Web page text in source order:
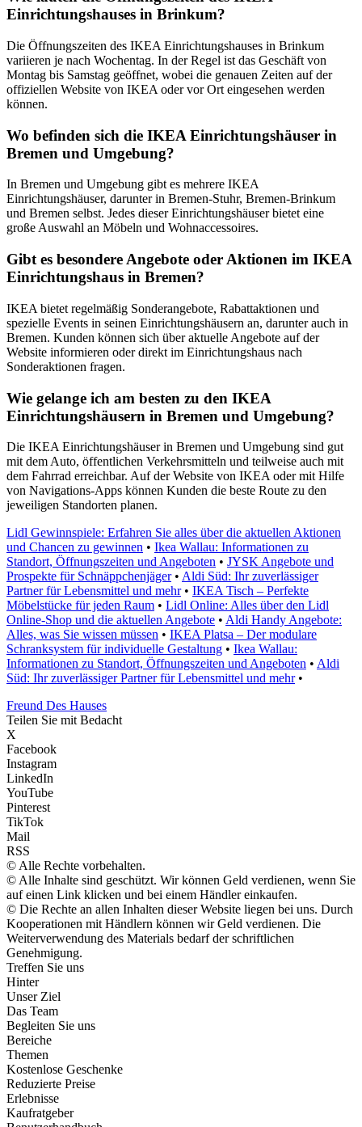
Einrichtungshauses in Brinkum?
Die Öffnungszeiten des IKEA Einrichtungshauses in Brinkum
variieren je nach Wochentag. In der Regel ist das Geschäft von
Montag bis Samstag geöffnet, wobei die genauen Zeiten auf der
offiziellen Website von IKEA oder vor Ort eingesehen werden
können.
Wo befinden sich die IKEA Einrichtungshäuser in
Bremen und Umgebung?
In Bremen und Umgebung gibt es mehrere IKEA
Einrichtungshäuser, darunter in Bremen-Stuhr, Bremen-Brinkum
und Bremen selbst. Jedes dieser Einrichtungshäuser bietet eine
große Auswahl an Möbeln und Wohnaccessoires.
Gibt es besondere Angebote oder Aktionen im IKEA
Einrichtungshaus in Bremen?
IKEA bietet regelmäßig Sonderangebote, Rabattaktionen und
spezielle Events in seinen Einrichtungshäusern an, darunter auch in
Bremen. Kunden können sich über aktuelle Angebote auf der
Website informieren oder direkt im Einrichtungshaus nach
Sonderaktionen fragen.
Wie gelange ich am besten zu den IKEA
Einrichtungshäusern in Bremen und Umgebung?
Die IKEA Einrichtungshäuser in Bremen und Umgebung sind gut
mit dem Auto, öffentlichen Verkehrsmitteln und teilweise auch mit
dem Fahrrad erreichbar. Auf der Website von IKEA oder mit Hilfe
von Navigations-Apps können Kunden die beste Route zu den
jeweiligen Standorten planen.
Lidl Gewinnspiele: Erfahren Sie alles über die aktuellen Aktionen
und Chancen zu gewinnen • Ikea Wallau: Informationen zu
Standort, Öffnungszeiten und Angeboten • JYSK Angebote und
Prospekte für Schnäppchenjäger• Aldi Süd: Ihr zuverlässiger
Partner für Lebensmittel und mehr• IKEA Tisch – Perfekte
Möbelstücke für jeden Raum • Lidl Online: Alles über den Lidl
Online-Shop und die aktuellen Angebote • Aldi Handy Angebote:
Alles, was Sie wissen müssen • IKEA Platsa – Der modulare
Schranksystem für individuelle Gestaltung • Ikea Wallau:
Informationen zu Standort, Öffnungszeiten und Angeboten • Aldi
Süd: Ihr zuverlässiger Partner für Lebensmittel und mehr•
Freund Des Hauses
Teilen Sie mit Bedacht
X
Facebook
Instagram
LinkedIn
YouTube
Pinterest
TikTok
Mail
RSS
© Alle Rechte vorbehalten.
© Alle Inhalte sind geschützt. Wir können Geld verdienen, wenn Sie
auf einen Link klicken und bei einem Händler einkaufen.
© Die Rechte an allen Inhalten dieser Website liegen bei uns. Durch
Kooperationen mit Händlern können wir Geld verdienen. Die
Weiterverwendung des Materials bedarf der schriftlichen
Genehmigung.
Treffen Sie uns
Hinter
Unser Ziel
Das Team
Begleiten Sie uns
Bereiche
Themen
Kostenlose Geschenke
Reduzierte Preise
Erlebnisse
Kaufratgeber